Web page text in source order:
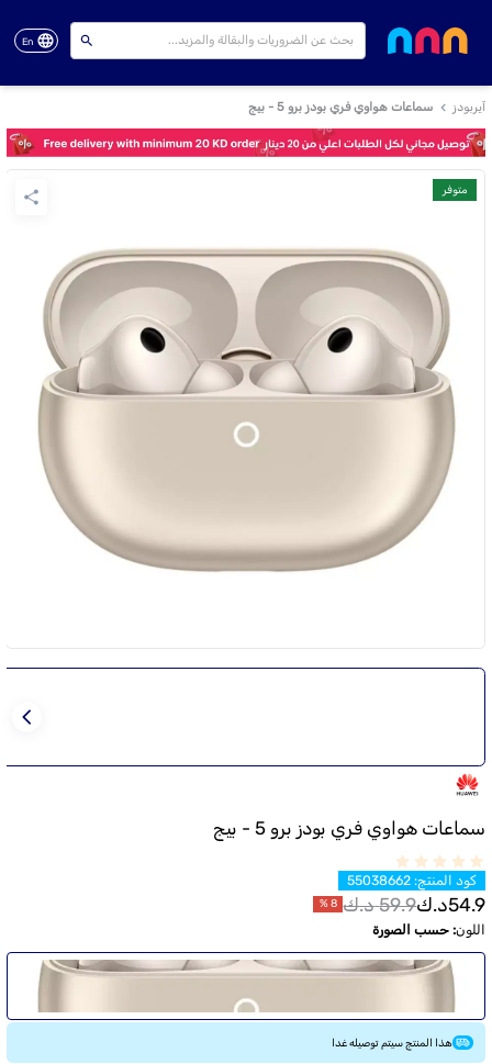
En
آيربودز سماعات هواوي فري بودز برو 5 - بيج
متوفر
سماعات هواوي فري بودز برو 5 - بيج
كود المنتج:
55038662
54.9د.ك59.9 د.ك 8
%
اللون: حسب الصورة
هذا المنتج سيتم توصيله غدا